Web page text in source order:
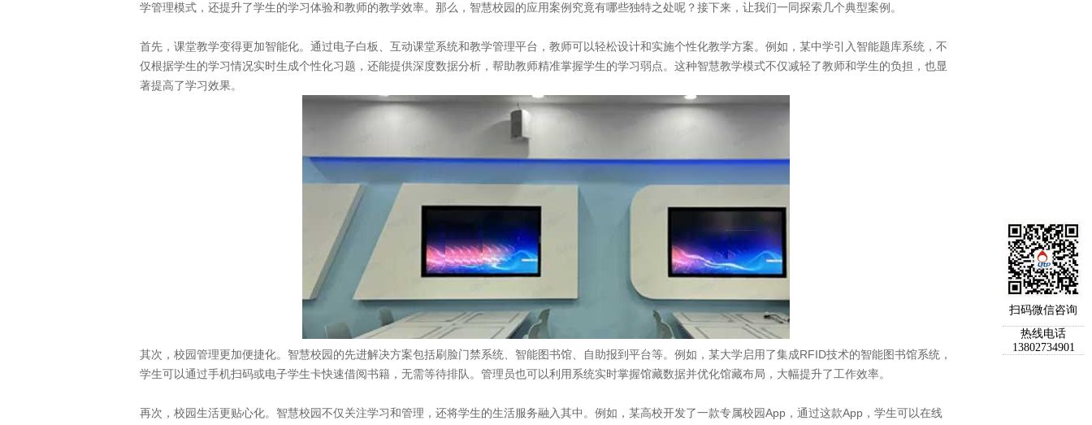
学管理模式，还提升了学生的学习体验和教师的教学效率。那么，智慧校园的应用案例究竟有哪些独特之处呢？接下来，让我们一同探索几个典型案例。
首先，课堂教学变得更加智能化。通过电子白板、互动课堂系统和教学管理平台，教师可以轻松设计和实施个性化教学方案。例如，某中学引入智能题库系统，不
仅根据学生的学习情况实时生成个性化习题，还能提供深度数据分析，帮助教师精准掌握学生的学习弱点。这种智慧教学模式不仅减轻了教师和学生的负担，也显
著提高了学习效果。
其次，校园管理更加便捷化。智慧校园的先进解决方案包括刷脸门禁系统、智能图书馆、自助报到平台等。例如，某大学启用了集成RFID技术的智能图书馆系统，
学生可以通过手机扫码或电子学生卡快速借阅书籍，无需等待排队。管理员也可以利用系统实时掌握馆藏数据并优化馆藏布局，大幅提升了工作效率。
再次，校园生活更贴心化。智慧校园不仅关注学习和管理，还将学生的生活服务融入其中。例如，某高校开发了一款专属校园App，通过这款App，学生可以在线
扫码微信咨询
热线电话
13802734901